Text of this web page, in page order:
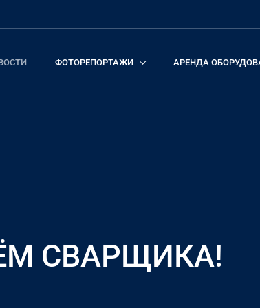
ФОТОРЕПОРТАЖИ АРЕНДА
СВАРЩИКА!